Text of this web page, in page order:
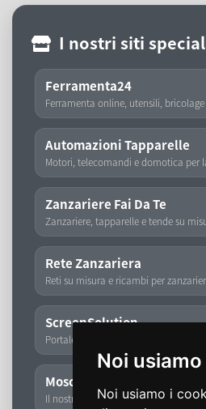
Noi
Noi usiamo i
I nostri siti
Ferramenta24
Ferramenta online, utensili,
Automazioni Tapparelle
Motori, telecomandi e domotica per
Zanzariere Fai Da Te
Zanzariere, tapparelle e tende su
Rete Zanzariera
Reti su misura e ricambi per
ScreenSolution
Portale dedicato a zanzariere,
Moschita
Il nostro storico marchio di zanzariere